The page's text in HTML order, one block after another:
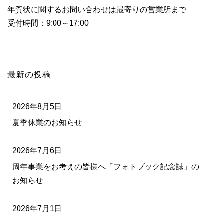
年賀状に関するお問い合わせは最寄りの営業所まで
受付時間：9:00～17:00
最新の投稿
2026年8月5日
夏季休業のお知らせ
2026年7月6日
周年事業をお考えの皆様へ「フォトブック記念誌」の
お知らせ
2026年7月1日